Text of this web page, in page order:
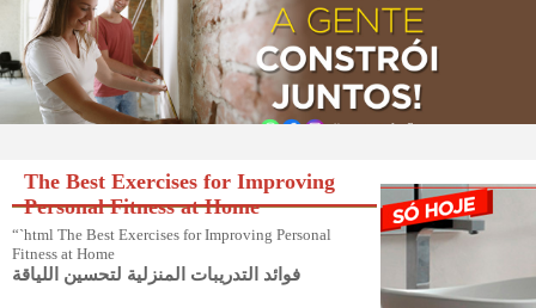
The Best Exercises for Improving
Personal Fitness at Home
“`html The Best Exercises for Improving Personal
Fitness at Home
فوائد التدريبات المنزلية لتحسين اللياقة